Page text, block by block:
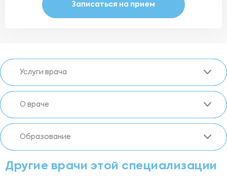
Записаться на прием
Услуги врача
О враче
Образование
Другие врачи этой специализации